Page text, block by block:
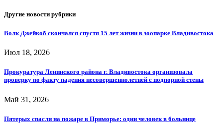
Другие новости рубрики
Волк Джейкоб скончался спустя 15 лет жизни в зоопарке Владивостока
Июл 18, 2026
Прокуратура Ленинского района г. Владивостока организовала
проверку по факту падения несовершеннолетней с подпорной стены
Май 31, 2026
Пятерых спасли на пожаре в Приморье: один человек в больнице